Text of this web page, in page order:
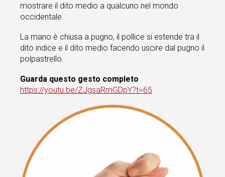
mostrare il dito medio a qualcuno nel mondo
occidentale.
La mano è chiusa a pugno, il pollice si estende tra il
dito indice e il dito medio facendo uscire dal pugno il
polpastrello.
Guarda questo gesto completo
https://youtu.be/ZJgsaRmGDpY?t=65